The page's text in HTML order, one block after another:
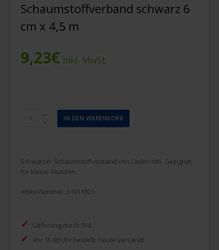
Schaumstoffverband schwarz 6
cm x 4,5 m
9,23€ Inkl. MwSt.
Cederroth
cm
x
m
IN DEN WARENKORB
Schwarzer Schaumstoffverband von Cederroth. Geeignet
für kleine Wunden.
Artikelnummer: 51011021
✓ Lieferung durch DHL
✓ Vor 15.00 Uhr bestellt, heute versandt